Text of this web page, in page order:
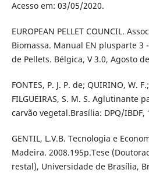
Acesso em: 03/05/2020.
EUROPEAN PELLET COUNCIL.
Biomassa. Manual EN plusparte 3
de Pellets. Bélgica, V 3.0, Agosto
FONTES, P. J. P. de; QUIRINO, W.
FILGUEIRAS, S. M. S. Aglutinante
carvão vegetal.Brasília: DPQ/IBDF,
GENTIL, L.V.B. Tecnologia e
Madeira. 2008.195p.Tese
restal), Universidade de Brasília,